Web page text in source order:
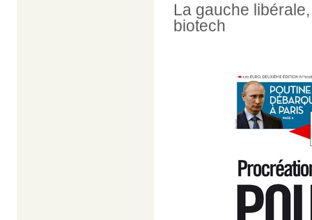
La gauche
biotech